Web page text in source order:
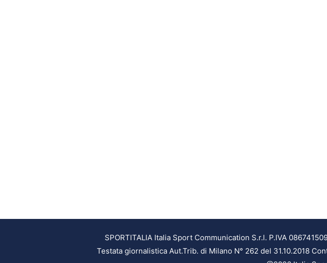
SPORTITALIA Italia Sport Communication S.r.l. P.IVA
Testata giornalistica Aut.Trib. di Milano N° 262 del 31.10.2018